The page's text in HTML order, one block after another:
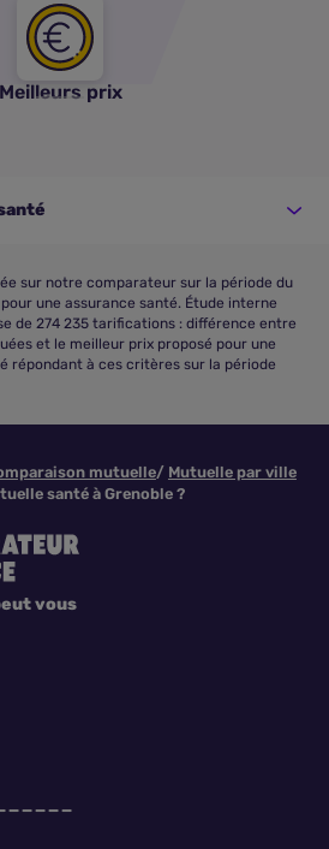
Meilleurs prix
sur notre comparateur sur la période du
une assurance santé. Étude interne
de 274 235 tarifications : différence entre
et le meilleur prix proposé pour une
répondant à ces critères sur la période
mutuelle
Mutuelle par ville
santé à Grenoble ?
vous